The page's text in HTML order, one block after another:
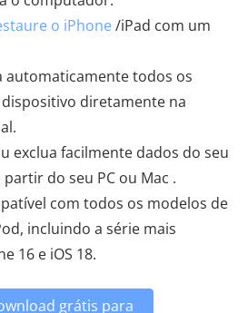
o iPhone /iPad com um
automaticamente todos os
diretamente na
exclua facilmente dados do seu
do seu PC ou Mac .
com todos os modelos de
incluindo a série mais
16 e iOS 18.
grátis para